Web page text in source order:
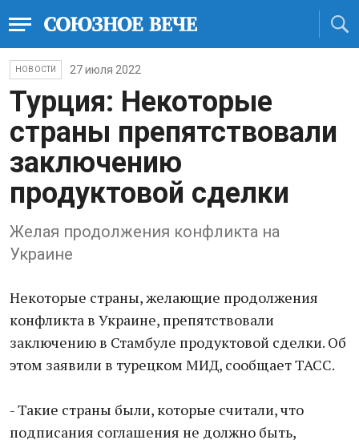
НОВОСТИ 27 июля 2022
Турция: Некоторые
страны препятствовали
заключению
продуктовой сделки
Желая продолжения конфликта на
Украине
Некоторые страны, желающие продолжения
конфликта в Украине, препятствовали
заключению в Стамбуле продуктовой сделки. Об
этом заявили в турецком МИД, сообщает ТАСС.
- Такие страны были, которые считали, что
подписания соглашения не должно быть,